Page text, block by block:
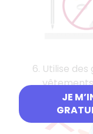
JE
Utilise
semelles